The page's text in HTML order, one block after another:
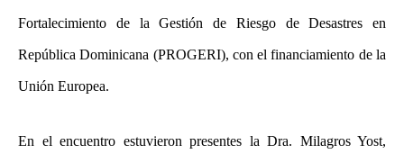
Fortalecimiento de la Gestión de Riesgo de Desastres en
República Dominicana (PROGERI), con el financiamiento de la
Unión Europea.
En el encuentro estuvieron presentes la Dra. Milagros Yost,